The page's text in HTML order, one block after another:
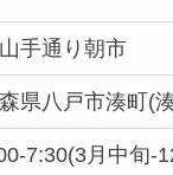
手通り朝市
県八戸市湊町(
7:30(3月中旬-